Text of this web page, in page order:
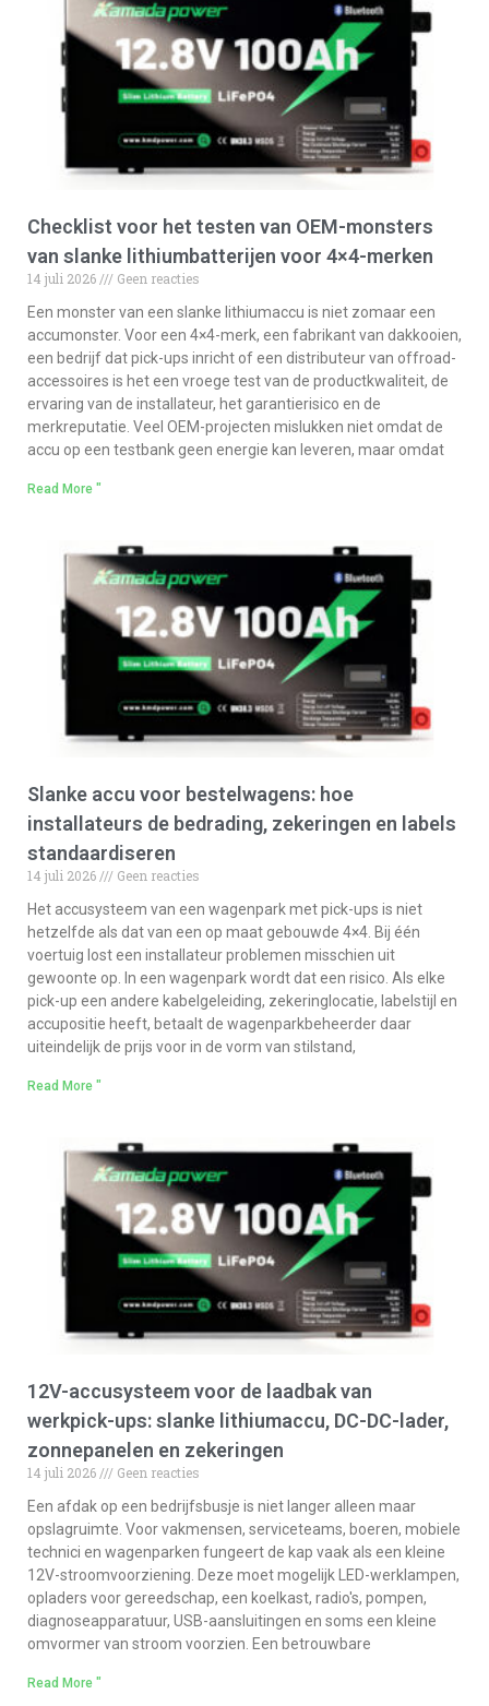
Checklist voor het testen van OEM-monsters
van slanke lithiumbatterijen voor 4×4-merken
14 juli 2026
Geen reacties
Een monster van een slanke lithiumaccu is niet zomaar een
accumonster. Voor een 4×4-merk, een fabrikant van dakkooien,
een bedrijf dat pick-ups inricht of een distributeur van offroad-
accessoires is het een vroege test van de productkwaliteit, de
ervaring van de installateur, het garantierisico en de
merkreputatie. Veel OEM-projecten mislukken niet omdat de
accu op een testbank geen energie kan leveren, maar omdat
Read More "
Slanke accu voor bestelwagens: hoe
installateurs de bedrading, zekeringen en labels
standaardiseren
14 juli 2026
Geen reacties
Het accusysteem van een wagenpark met pick-ups is niet
hetzelfde als dat van een op maat gebouwde 4×4. Bij één
voertuig lost een installateur problemen misschien uit
gewoonte op. In een wagenpark wordt dat een risico. Als elke
pick-up een andere kabelgeleiding, zekeringlocatie, labelstijl en
accupositie heeft, betaalt de wagenparkbeheerder daar
uiteindelijk de prijs voor in de vorm van stilstand,
Read More "
12V-accusysteem voor de laadbak van
werkpick-ups: slanke lithiumaccu, DC-DC-lader,
zonnepanelen en zekeringen
14 juli 2026
Geen reacties
Een afdak op een bedrijfsbusje is niet langer alleen maar
opslagruimte. Voor vakmensen, serviceteams, boeren, mobiele
technici en wagenparken fungeert de kap vaak als een kleine
12V-stroomvoorziening. Deze moet mogelijk LED-werklampen,
opladers voor gereedschap, een koelkast, radio's, pompen,
diagnoseapparatuur, USB-aansluitingen en soms een kleine
omvormer van stroom voorzien. Een betrouwbare
Read More "